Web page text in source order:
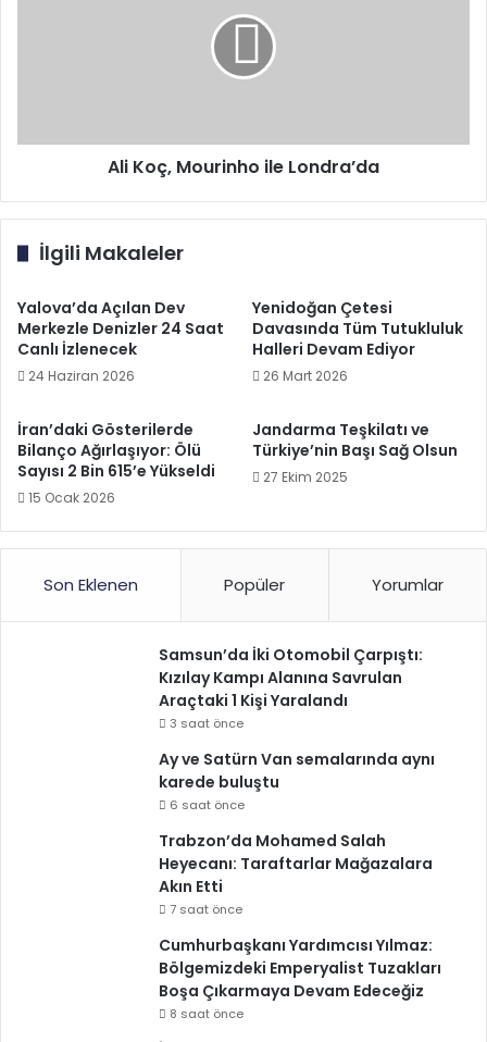
Ali Koç, Mourinho ile Londra’da
İlgili Makaleler
Yalova’da Açılan Dev
Merkezle Denizler 24 Saat
Canlı İzlenecek
24 Haziran 2026
Yenidoğan Çetesi
Davasında Tüm Tutukluluk
Halleri Devam Ediyor
26 Mart 2026
İran’daki Gösterilerde
Bilanço Ağırlaşıyor: Ölü
Sayısı 2 Bin 615’e Yükseldi
15 Ocak 2026
Jandarma Teşkilatı ve
Türkiye’nin Başı Sağ Olsun
27 Ekim 2025
Son Eklenen Popüler Yorumlar
Samsun’da İki Otomobil Çarpıştı:
Kızılay Kampı Alanına Savrulan
Araçtaki 1 Kişi Yaralandı
3 saat önce
Ay ve Satürn Van semalarında aynı
karede buluştu
6 saat önce
Trabzon’da Mohamed Salah
Heyecanı: Taraftarlar Mağazalara
Akın Etti
7 saat önce
Cumhurbaşkanı Yardımcısı Yılmaz:
Bölgemizdeki Emperyalist Tuzakları
Boşa Çıkarmaya Devam Edeceğiz
8 saat önce